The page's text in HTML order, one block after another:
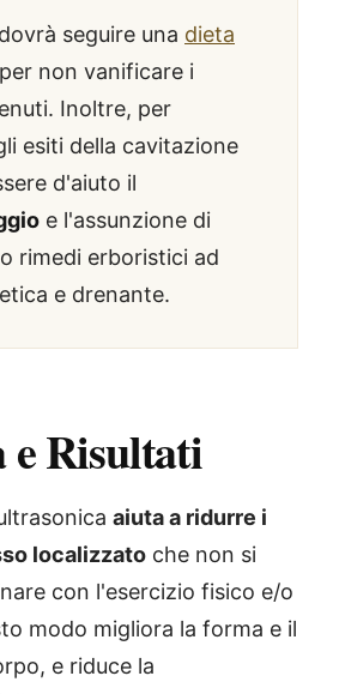
seguire una dieta
per non vanificare i
Inoltre, per
esiti della cavitazione
d'aiuto il
e l'assunzione di
rimedi erboristici ad
e drenante.
Risultati
aiuta a ridurre i
localizzato che non si
con l'esercizio fisico e/o
modo migliora la forma e il
e riduce la